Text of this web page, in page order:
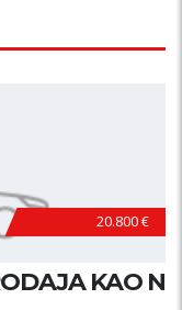
20.800 €
KAO N